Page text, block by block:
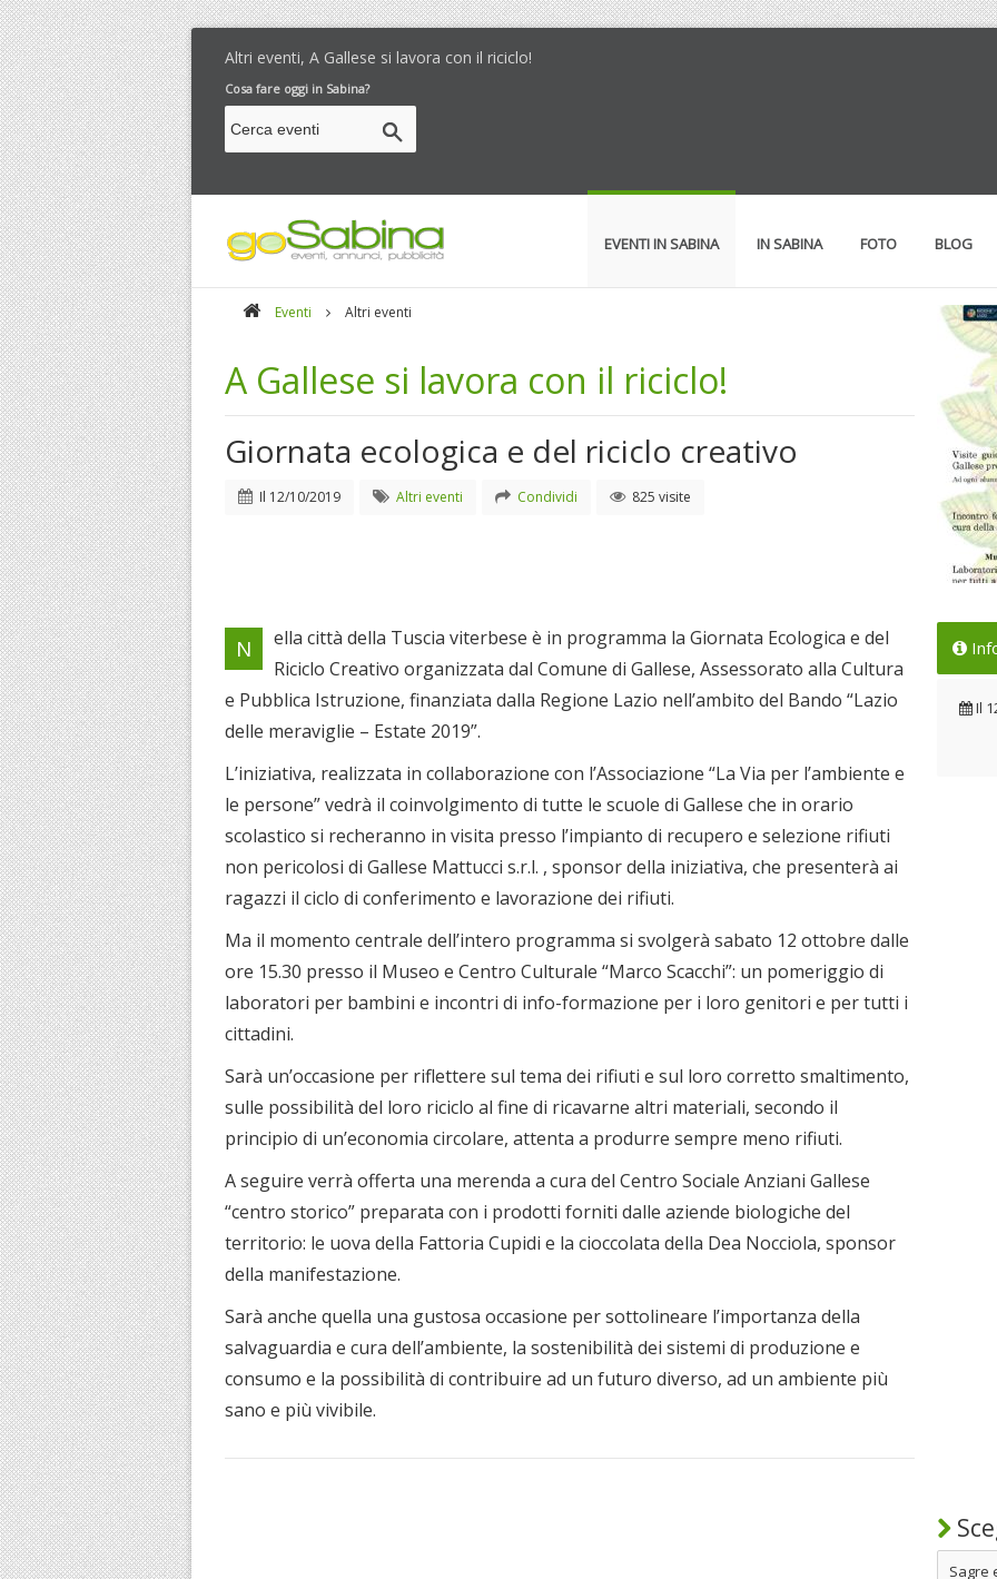
Altri eventi, A Gallese si lavora con il riciclo!
Cosa fare oggi in Sabina?
EVENTI IN SABINA IN SABINA FOTO BLOG
Eventi Altri eventi
A Gallese si lavora con il riciclo!
Giornata ecologica e del riciclo creativo
Il 12/10/2019 Altri eventi Condividi 825 visite
Il
N
ella città della Tuscia viterbese è in programma la Giornata Ecologica e del
Riciclo Creativo organizzata dal Comune di Gallese, Assessorato alla Cultura
e Pubblica Istruzione, finanziata dalla Regione Lazio nell’ambito del Bando “Lazio
delle meraviglie – Estate 2019”.
L’iniziativa, realizzata in collaborazione con l’Associazione “La Via per l’ambiente e
le persone” vedrà il coinvolgimento di tutte le scuole di Gallese che in orario
scolastico si recheranno in visita presso l’impianto di recupero e selezione rifiuti
non pericolosi di Gallese Mattucci s.r.l. , sponsor della iniziativa, che presenterà ai
ragazzi il ciclo di conferimento e lavorazione dei rifiuti.
Ma il momento centrale dell’intero programma si svolgerà sabato 12 ottobre dalle
ore 15.30 presso il Museo e Centro Culturale “Marco Scacchi”: un pomeriggio di
laboratori per bambini e incontri di info-formazione per i loro genitori e per tutti i
cittadini.
Sarà un’occasione per riflettere sul tema dei rifiuti e sul loro corretto smaltimento,
sulle possibilità del loro riciclo al fine di ricavarne altri materiali, secondo il
principio di un’economia circolare, attenta a produrre sempre meno rifiuti.
A seguire verrà offerta una merenda a cura del Centro Sociale Anziani Gallese
“centro storico” preparata con i prodotti forniti dalle aziende biologiche del
territorio: le uova della Fattoria Cupidi e la cioccolata della Dea Nocciola, sponsor
della manifestazione.
Sarà anche quella una gustosa occasione per sottolineare l’importanza della
salvaguardia e cura dell’ambiente, la sostenibilità dei sistemi di produzione e
consumo e la possibilità di contribuire ad un futuro diverso, ad un ambiente più
sano e più vivibile.
Il
Sagre